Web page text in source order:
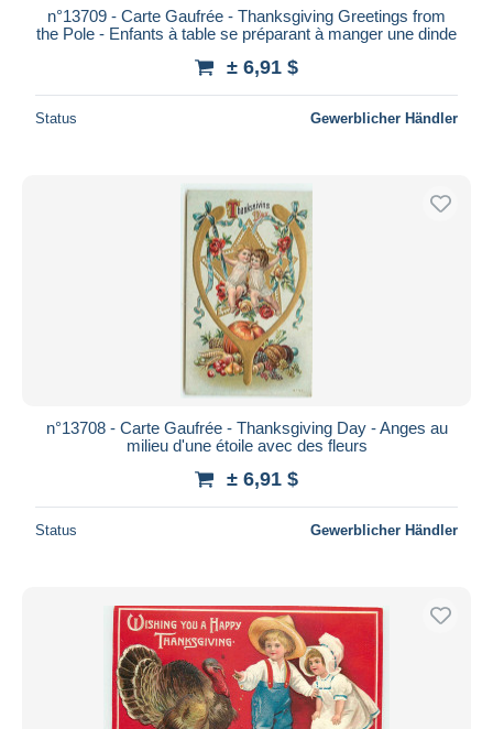
n°13709 - Carte Gaufrée - Thanksgiving Greetings from
the Pole - Enfants à table se préparant à manger une dinde
± 6,91 $
Status Gewerblicher Händler
n°13708 - Carte Gaufrée - Thanksgiving Day - Anges au
milieu d'une étoile avec des fleurs
± 6,91 $
Status Gewerblicher Händler